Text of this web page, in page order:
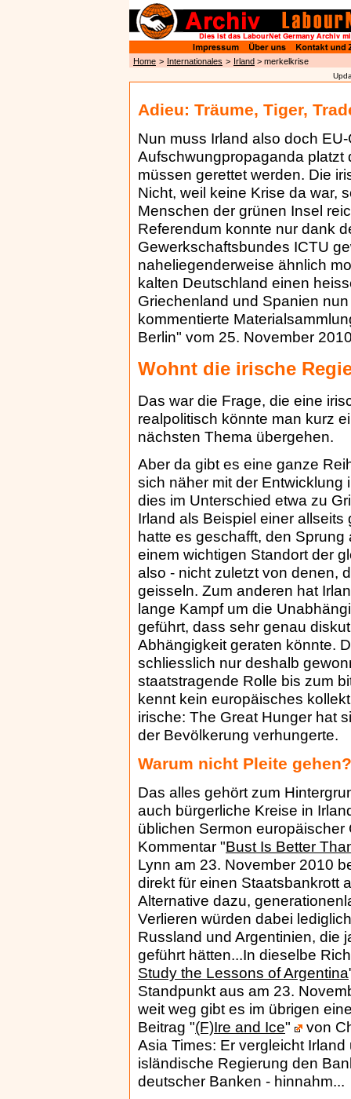
Home > Internationales > Irland > merkelkrise
Adieu: Träume, Tiger,
Nun muss Irland also doch
Aufschwungpropaganda
müssen gerettet werden. Die
Nicht, weil keine Krise da war,
Menschen der grünen Insel
Referendum konnte nur dank
Gewerkschaftsbundes ICTU
naheliegenderweise ähnlich
kalten Deutschland einen
Griechenland und Spanien
kommentierte
Berlin" vom 25. November
Wohnt die irische
Das war die Frage, die eine
realpolitisch könnte man kurz
nächsten Thema übergehen.
Aber da gibt es eine ganze
sich näher mit der Entwicklung
dies im Unterschied etwa zu
Irland als Beispiel einer
hatte es geschafft, den
einem wichtigen Standort der
also - nicht zuletzt von denen,
geisseln. Zum anderen hat
lange Kampf um die
geführt, dass sehr genau
Abhängigkeit geraten könnte.
schliesslich nur deshalb
staatstragende Rolle bis zum
kennt kein europäisches
irische: The Great Hunger hat
der Bevölkerung verhungerte.
Warum nicht Pleite gehen?
Das alles gehört zum
auch bürgerliche Kreise in
üblichen Sermon
Kommentar "Bust Is Better
Lynn am 23. November 2010
direkt für einen Staatsbankrott
Alternative dazu,
Verlieren würden dabei
Russland und Argentinien, die
geführt hätten...In dieselbe
Study the Lessons of Argentina
Standpunkt aus am 23.
weit weg gibt es im übrigen
Beitrag "(F)Ire and Ice"
von
Asia Times: Er vergleicht
isländische Regierung den
deutscher Banken - hinnahm...